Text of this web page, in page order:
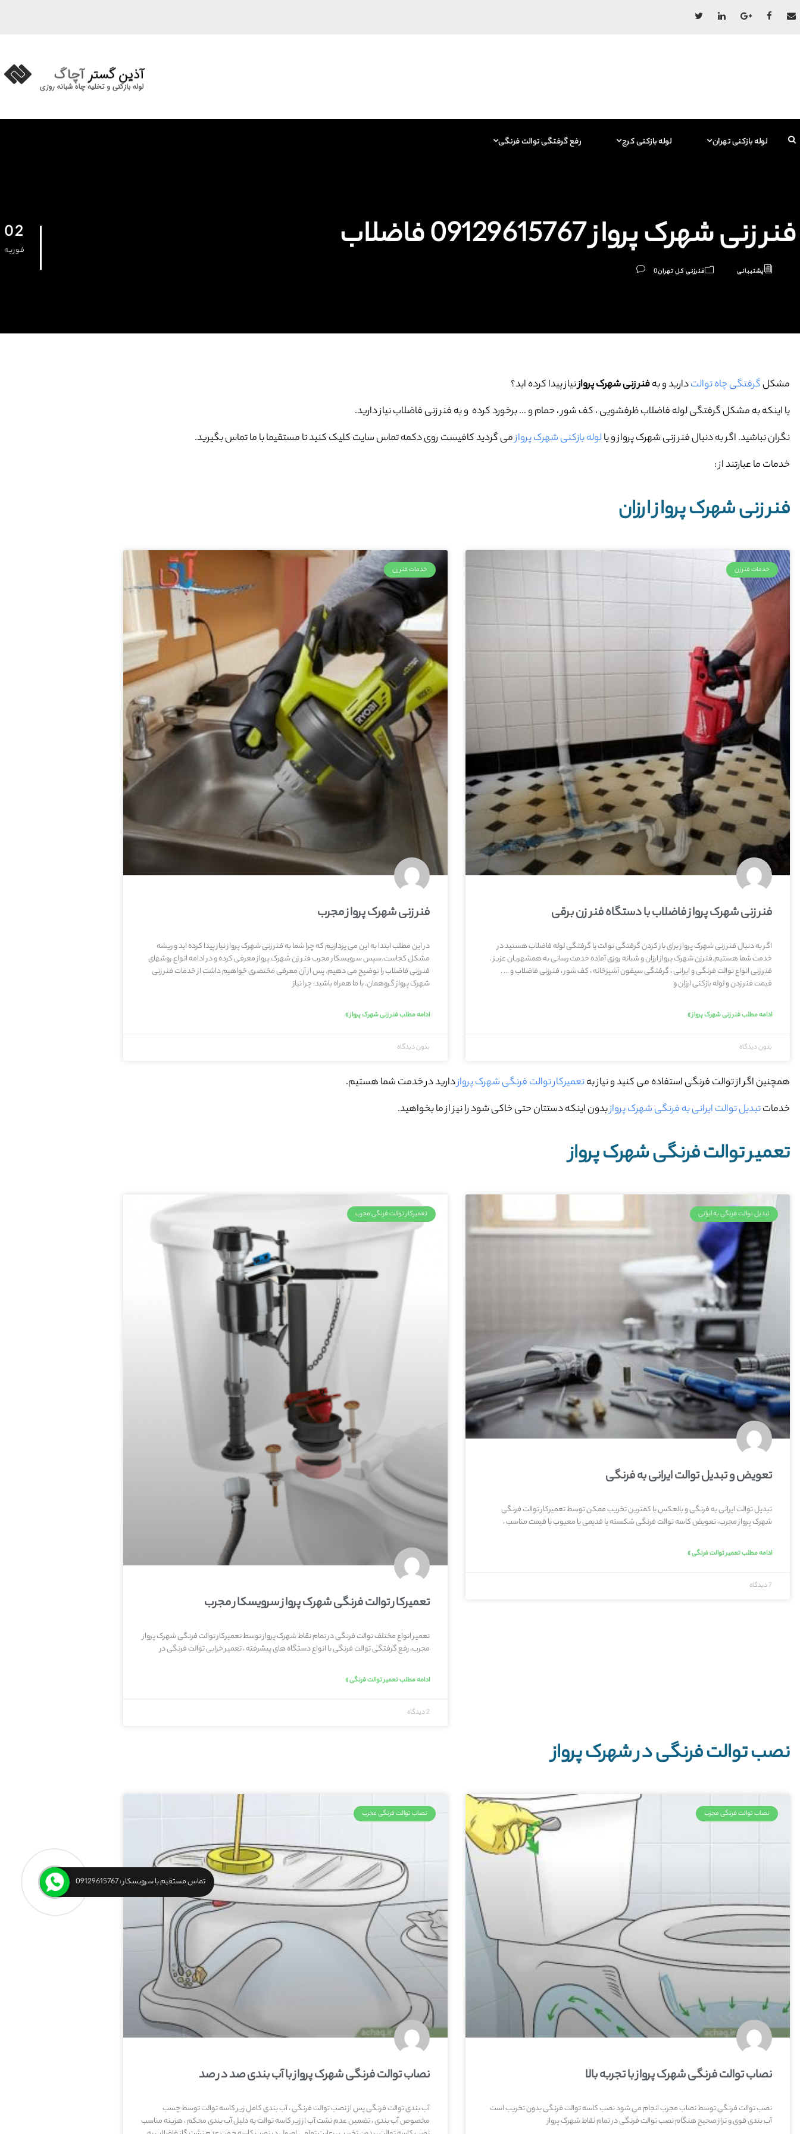
رفع گرفتگی توالت فرنگی لوله بازکنی کرج لوله بازکنی تهران
02
فوریه فنر زنی شهرک پرواز 09129615767 فاضلاب
پشتیبانی فنرزنی کل تهران0
مشکلگرفتگی چاه توالتدارید و بهفنر زنی شهرک پروازنیاز پیدا کرده اید؟
یا اینکه به مشکل گرفتگی لوله فاضلاب ظرفشویی ، کف شور ، حمام و … برخورد کرده و به فنر زنی فاضلاب نیاز دارید.
نگران نباشید. اگر به دنبال فنر زنی شهرک پرواز و یالوله بازکنی شهرک پروازمی گردید کافیست روی دکمه تماس سایت کلیک کنید تا مستقیما با ما تماس بگیرید.
خدمات ما عبارتند از :
فنر زنی شهرک پرواز ارزان
خدمات فنرزن
فنر زنی شهرک پرواز فاضلاب با دستگاه فنر زن برقی
اگر به دنبال فنر زنی شهرک پرواز برای باز کردن گرفتگی توالت یا گرفتگی لوله فاضلاب هستید در
خدمت شما هستیم.فنرزن شهرک پرواز ارزان و شبانه روزی آماده خدمت رسانی به همشهریان عزیز .
فنر زنی انواع توالت فرنگی و ایرانی ، گرفتگی سیفون آشپزخانه ، کف شور ، فنرزنی فاضلاب و … .
قیمت فنر زدن و لوله بازکنی ارزان و
ادامه مطلب فنر زنی شهرک پرواز »
بدون دیدگاه
خدمات فنرزن
فنر زنی شهرک پرواز مجرب
در این مطلب ابتدا به این می پردازیم که چرا شما به فنر زنی شهرک پرواز نیاز پیدا کرده اید و ریشه
مشکل کجاست.سپس سرویسکار مجرب فنر زن شهرک پرواز معرفی کرده و در ادامه انواع روشهای
فنرزنی فاضلاب را توضیح می دهیم. پس از آن معرفی مختصری خواهیم داشت از خدمات فنر زنی
شهرک پرواز گروهمان. با ما همراه باشید: چرا نیاز
ادامه مطلب فنر زنی شهرک پرواز »
بدون دیدگاه
همچنین اگر از توالت فرنگی استفاده می کنید و نیاز بهتعمیرکار توالت فرنگی شهرک پروازدارید در خدمت شما هستیم.
خدماتتبدیل توالت ایرانی به فرنگی شهرک پروازبدون اینکه دستتان حتی خاکی شود را نیز از ما بخواهید.
تعمیر توالت فرنگی شهرک پرواز
تبدیل توالت فرنگی به ایرانی
تعویض و تبدیل توالت ایرانی به فرنگی
تبدیل توالت ایرانی به فرنگی و بالعکس با کمترین تخریب ممکن توسط تعمیرکار توالت فرنگی
شهرک پرواز مجرب، تعویض کاسه توالت فرنگی شکسته یا قدیمی یا معیوب با قیمت مناسب ،
ادامه مطلب تعمیر توالت فرنگی »
7 دیدگاه
تعمیرکار توالت فرنگی مجرب
تعمیرکار توالت فرنگی شهرک پرواز سرویسکار مجرب
تعمیر انواع مختلف توالت فرنگی در تمام نقاط شهرک پرواز توسط تعمیرکار توالت فرنگی شهرک پرواز
مجرب، رفع گرفتگی توالت فرنگی با انواع دستگاه های پیشرفته ، تعمیر خرابی توالت فرنگی در
ادامه مطلب تعمیر توالت فرنگی »
2 دیدگاه
نصب توالت فرنگی در شهرک پرواز
نصاب توالت فرنگی مجرب
نصاب توالت فرنگی شهرک پرواز با تجربه بالا
نصب توالت فرنگی توسط نصاب مجرب انجام می شود نصب کاسه توالت فرنگی بدون تخریب است
آب بندی قوی و تراز صحیح هنگام نصب توالت فرنگی در تمام نقاط شهرک پرواز
نصاب توالت فرنگی مجرب
نصاب توالت فرنگی شهرک پرواز با آب بندی صد در صد
آب بندی توالت فرنگی پس از نصب توالت فرنگی ، آب بندی کامل زیر کاسه توالت توسط چسب
مخصوص آب بندی ، تضمین عدم نشت آب از زیر کاسه توالت به دلیل آب بندی محکم ، هزینه مناسب
تماس مستقیم با سرویسکار : 09129615767